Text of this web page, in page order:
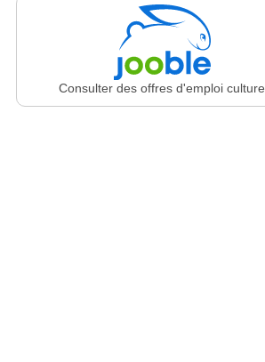
Consulter des offres d'emploi culture